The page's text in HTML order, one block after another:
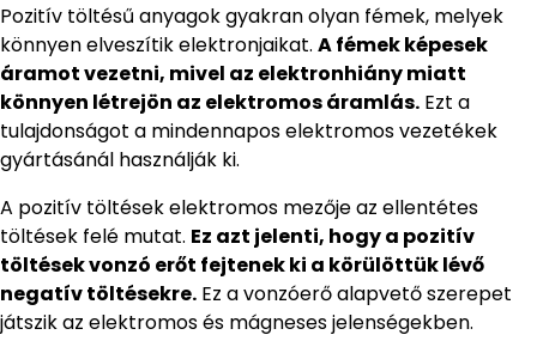
Pozitív töltésű anyagok gyakran olyan fémek, melyek
könnyen elveszítik elektronjaikat. A fémek képesek
áramot vezetni, mivel az elektronhiány miatt
könnyen létrejön az elektromos áramlás. Ezt a
tulajdonságot a mindennapos elektromos vezetékek
gyártásánál használják ki.
A pozitív töltések elektromos mezője az ellentétes
töltések felé mutat. Ez azt jelenti, hogy a pozitív
töltések vonzó erőt fejtenek ki a körülöttük lévő
negatív töltésekre. Ez a vonzóerő alapvető szerepet
játszik az elektromos és mágneses jelenségekben.